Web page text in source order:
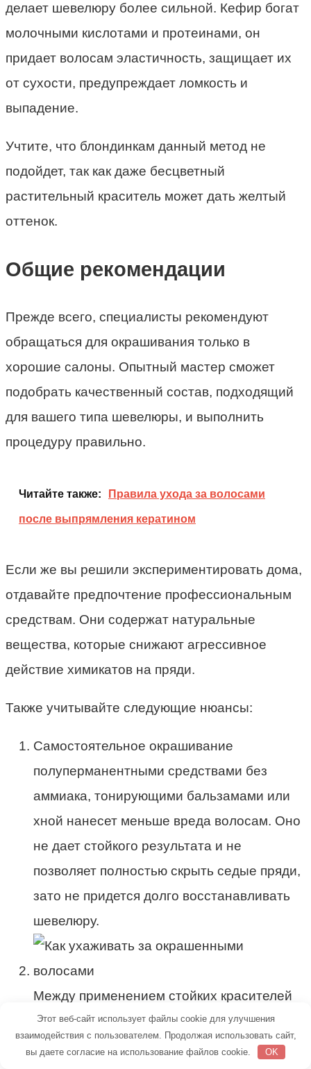
делает шевелюру более сильной. Кефир богат
молочными кислотами и протеинами, он
придает волосам эластичность, защищает их
от сухости, предупреждает ломкость и
выпадение.
Учтите, что блондинкам данный метод не
подойдет, так как даже бесцветный
растительный краситель может дать желтый
оттенок.
Общие рекомендации
Прежде всего, специалисты рекомендуют
обращаться для окрашивания только в
хорошие салоны. Опытный мастер сможет
подобрать качественный состав, подходящий
для вашего типа шевелюры, и выполнить
процедуру правильно.
Читайте также: Правила ухода за волосами
после выпрямления кератином
Если же вы решили экспериментировать дома,
отдавайте предпочтение профессиональным
средствам. Они содержат натуральные
вещества, которые снижают агрессивное
действие химикатов на пряди.
Также учитывайте следующие нюансы:
Самостоятельное окрашивание
полуперманентными средствами без
аммиака, тонирующими бальзамами или
хной нанесет меньше вреда волосам. Оно
не дает стойкого результата и не
позволяет полностью скрыть седые пряди,
зато не придется долго восстанавливать
шевелюру.
Между применением стойких красителей
пользуйтесь оттеночными шампунями. Для
блондинок они должны быть
Этот веб-сайт использует файлы cookie для улучшения
взаимодействия с пользователем. Продолжая использовать сайт,
вы даете согласие на использование файлов cookie.
OK